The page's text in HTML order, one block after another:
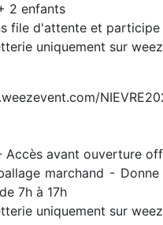
2 enfants
file d'attente et
uniquement sur
Accès avant ouverture
marchand -
7h à 17h
uniquement sur